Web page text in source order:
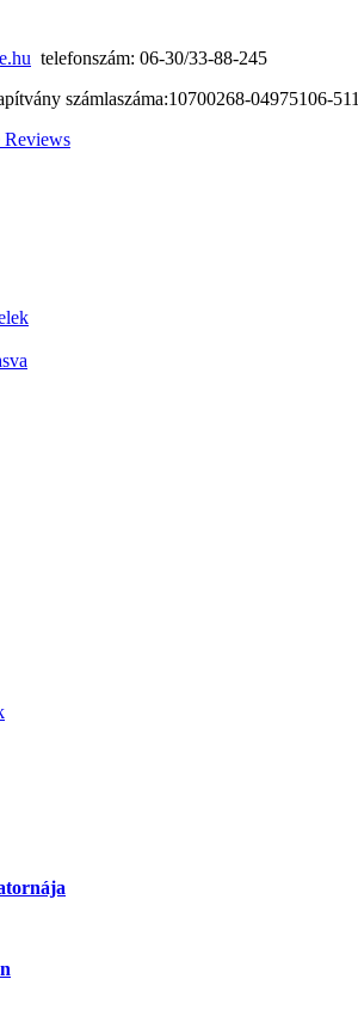
telefonszám: 06-30/33-88-245
számlaszáma:10700268-04975106-
Reviews